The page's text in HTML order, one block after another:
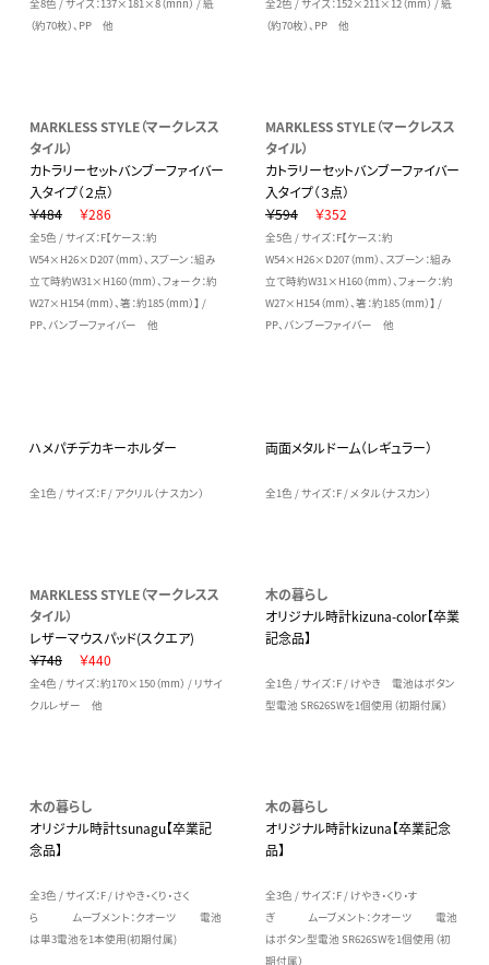
全8色 / サイズ：137×181×8（mnn） / 紙
（約70枚）、PP 他
全2色 / サイズ：152×211×12（mm） / 紙
（約70枚）、PP 他
MARKLESS STYLE（マークレスス
タイル）
カトラリーセットバンブーファイバー
入タイプ（２点）
￥484
￥286
全5色 / サイズ：F【ケース：約
W54×H26×D207（mm）、スプーン：組み
立て時約W31×H160（mm）、フォーク：約
W27×H154（mm）、箸：約185（mm）】 /
PP、バンブーファイバー 他
MARKLESS STYLE（マークレスス
タイル）
カトラリーセットバンブーファイバー
入タイプ（３点）
￥594
￥352
全5色 / サイズ：F【ケース：約
W54×H26×D207（mm）、スプーン：組み
立て時約W31×H160（mm）、フォーク：約
W27×H154（mm）、箸：約185（mm）】 /
PP、バンブーファイバー 他
ハメパチデカキーホルダー
全1色 / サイズ：F / アクリル（ナスカン）
両面メタルドーム（レギュラー）
全1色 / サイズ：F / メタル（ナスカン）
MARKLESS STYLE（マークレスス
タイル）
レザーマウスパッド(スクエア)
￥748
￥440
全4色 / サイズ：約170×150（mm） / リサイ
クルレザー 他
木の暮らし
オリジナル時計kizuna-color【卒業
記念品】
全1色 / サイズ：F / けやき 電池はボタン
型電池 SR626SWを1個使用（初期付属）
木の暮らし
オリジナル時計tsunagu【卒業記
念品】
全3色 / サイズ：F / けやき・くり・さく
ら ムーブメント：クオーツ 電池
は単3電池を1本使用(初期付属)
木の暮らし
オリジナル時計kizuna【卒業記念
品】
全3色 / サイズ：F / けやき・くり・す
ぎ ムーブメント：クオーツ 電池
はボタン型電池 SR626SWを1個使用（初
期付属）